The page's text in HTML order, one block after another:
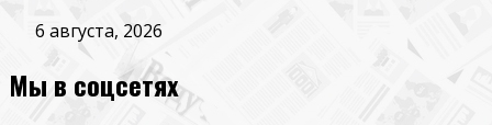
6 августа, 2026
Мы в соцсетях